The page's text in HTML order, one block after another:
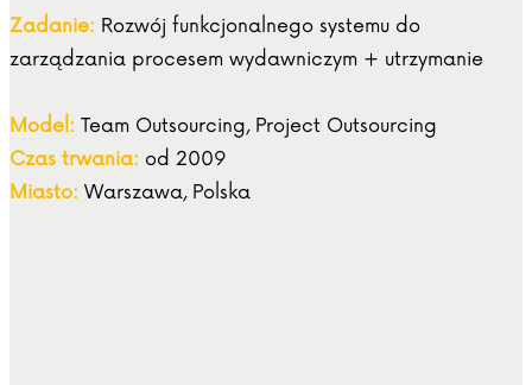
Zadanie: Rozwój funkcjonalnego systemu do
zarządzania procesem wydawniczym + utrzymanie
Model: Team Outsourcing, Project Outsourcing
Czas trwania: od 2009
Miasto: Warszawa, Polska